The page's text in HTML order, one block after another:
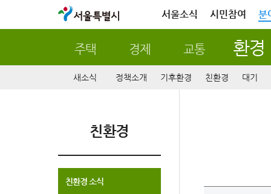
서울특별시 서울소식 시민참여 분
주택 경제 교통 환경
새소식 정책소개 기후환경 친환경 대기
친환경
친환경 소식